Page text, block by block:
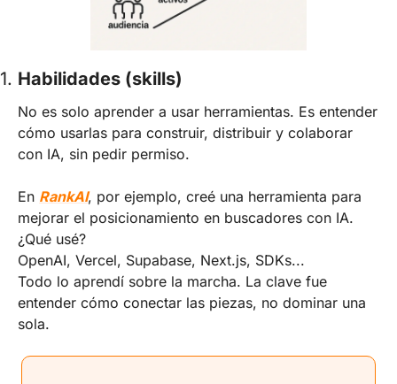
1. Habilidades (skills)
No es solo aprender a usar herramientas. Es entender
cómo usarlas para construir, distribuir y colaborar
con IA, sin pedir permiso.
En RankAI, por ejemplo, creé una herramienta para
mejorar el posicionamiento en buscadores con IA.
¿Qué usé?
OpenAI, Vercel, Supabase, Next.js, SDKs...
Todo lo aprendí sobre la marcha. La clave fue
entender cómo conectar las piezas, no dominar una
sola.